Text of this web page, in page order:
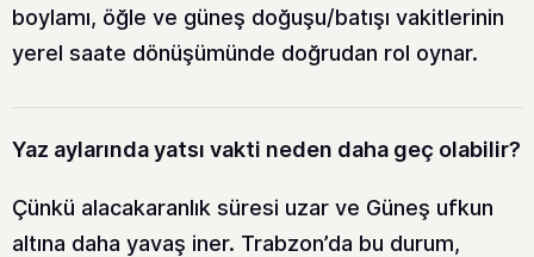
boylamı, öğle ve güneş doğuşu/batışı vakitlerinin
yerel saate dönüşümünde doğrudan rol oynar.
Yaz aylarında yatsı vakti neden daha geç olabilir?
Çünkü alacakaranlık süresi uzar ve Güneş ufkun
altına daha yavaş iner. Trabzon’da bu durum,